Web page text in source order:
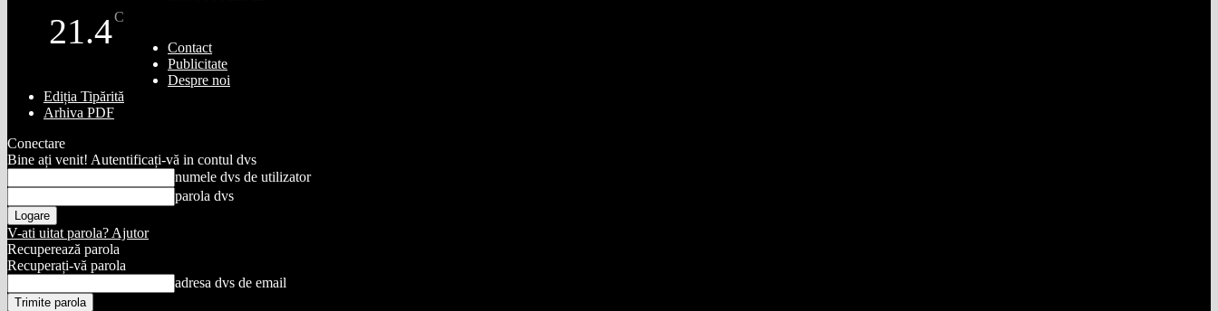
21.4C
Contact
Publicitate
Despre noi
Ediția Tipărită
Arhiva PDF
Conectare
Bine ați venit! Autentificați-vă in contul dvs
numele dvs de utilizator
parola dvs
V-ati uitat parola? Ajutor
Recuperează parola
Recuperați-vă parola
adresa dvs de email